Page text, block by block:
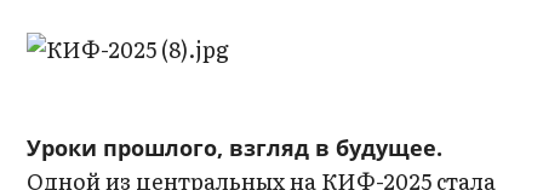
Уроки прошлого, взгляд в будущее.
Одной из центральных на КИФ-2025 стала